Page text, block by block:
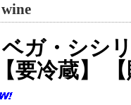
ガ・シシ
要冷蔵】